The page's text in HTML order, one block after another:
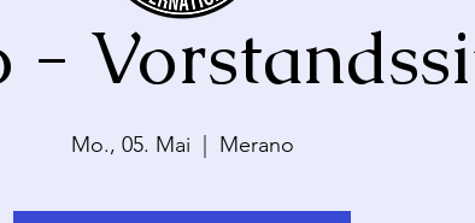
-
Mo., 05. Mai Merano